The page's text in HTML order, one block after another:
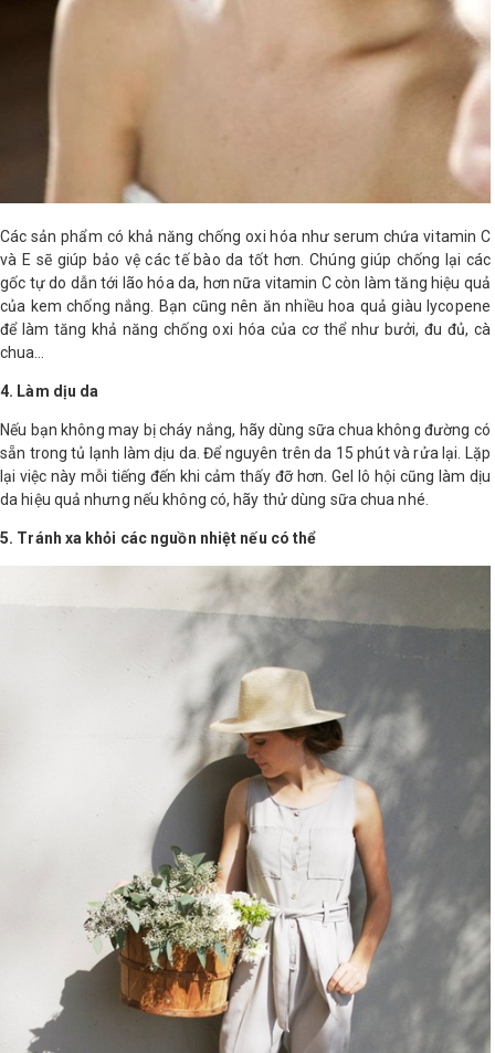
Các sản phẩm có khả năng chống oxi hóa như serum chứa vitamin C
và E sẽ giúp bảo vệ các tế bào da tốt hơn. Chúng giúp chống lại các
gốc tự do dẫn tới lão hóa da, hơn nữa vitamin C còn làm tăng hiệu quả
của kem chống nắng. Bạn cũng nên ăn nhiều hoa quả giàu lycopene
để làm tăng khả năng chống oxi hóa của cơ thể như bưởi, đu đủ, cà
chua…
4. Làm dịu da
Nếu bạn không may bị cháy nắng, hãy dùng sữa chua không đường có
sẵn trong tủ lạnh làm dịu da. Để nguyên trên da 15 phút và rửa lại. Lặp
lại việc này mỗi tiếng đến khi cảm thấy đỡ hơn. Gel lô hội cũng làm dịu
da hiệu quả nhưng nếu không có, hãy thử dùng sữa chua nhé.
5. Tránh xa khỏi các nguồn nhiệt nếu có thể